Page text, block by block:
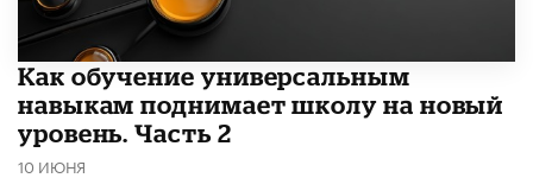
​Как обучение универсальным
навыкам поднимает школу на новый
уровень. Часть 2
10 ИЮНЯ